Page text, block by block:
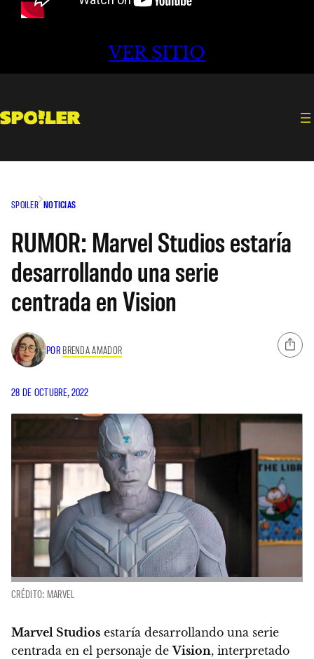
VER SITIO
SPOILER NOTICIAS
RUMOR: Marvel Studios estaría
desarrollando una serie
centrada en Vision
POR BRENDA AMADOR
28 DE OCTUBRE, 2022
CRÉDITO: MARVEL
Marvel Studios estaría desarrollando una serie
centrada en el personaje deVision, interpretado